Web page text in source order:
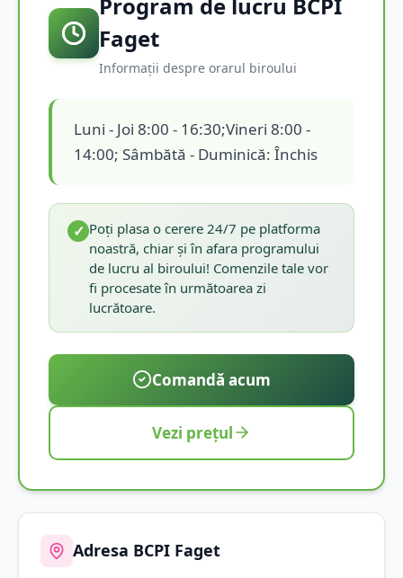
Faget
Informații despre orarul biroului
Luni - Joi 8:00 - 16:30;Vineri 8:00 -
14:00; Sâmbătă - Duminică: Închis
✓ Poți plasa o cerere 24/7 pe platforma
noastră, chiar și în afara programului
de lucru al biroului! Comenzile tale vor
fi procesate în următoarea zi
lucrătoare.
Comandă acum
Vezi prețul
Adresa BCPI Faget